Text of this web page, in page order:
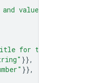
values."
for the chart."
}},
}},